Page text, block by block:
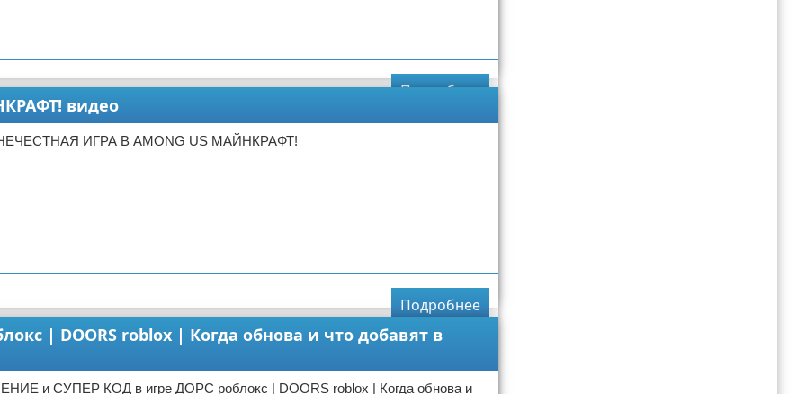
Подробнее
видео
ИГРА В AMONG US МАЙНКРАФТ!
Подробнее
| DOORS roblox | Когда обнова и что добавят в
и СУПЕР КОД в игре ДОРС роблокс | DOORS roblox | Когда обнова и